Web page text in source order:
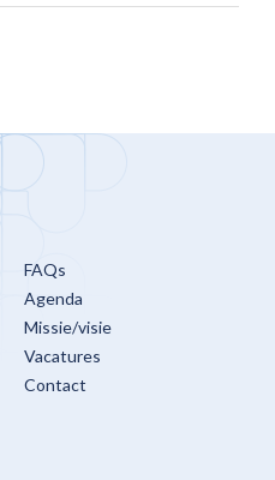
FAQs
Agenda
Missie/visie
Vacatures
Contact